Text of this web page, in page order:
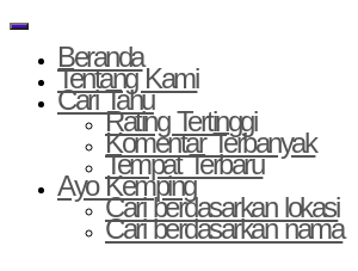
Beranda
Tentang Kami
Cari Tahu
Rating Tertinggi
Komentar Terbanyak
Tempat Terbaru
Ayo Kemping
Cari berdasarkan lokasi
Cari berdasarkan nama